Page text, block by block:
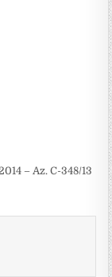
– Az. C-348/13